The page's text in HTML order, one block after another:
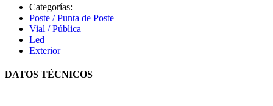
Categorías:
Poste / Punta de Poste
Vial / Pública
Led
Exterior
DATOS TÉCNICOS